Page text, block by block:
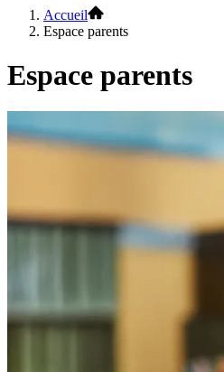
Accueil
Espace parents
Espace parents